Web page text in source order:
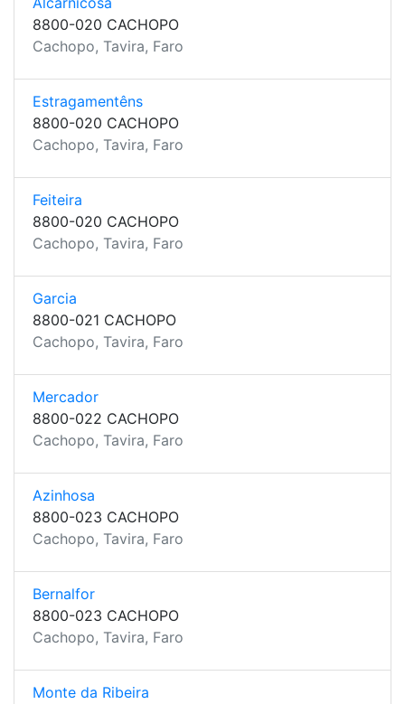
8800-020 CACHOPO
Cachopo, Tavira, Faro
Estragamentêns
8800-020 CACHOPO
Cachopo, Tavira, Faro
Feiteira
8800-020 CACHOPO
Cachopo, Tavira, Faro
Garcia
8800-021 CACHOPO
Cachopo, Tavira, Faro
Mercador
8800-022 CACHOPO
Cachopo, Tavira, Faro
Azinhosa
8800-023 CACHOPO
Cachopo, Tavira, Faro
Bernalfor
8800-023 CACHOPO
Cachopo, Tavira, Faro
Monte da Ribeira